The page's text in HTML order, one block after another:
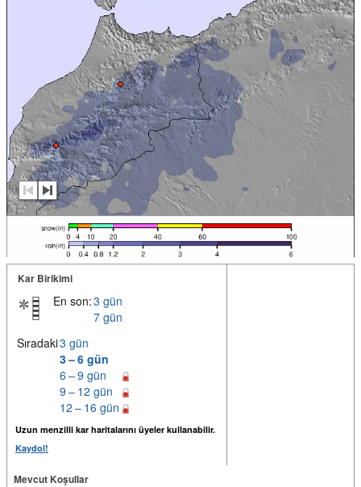
Kar Birikimi
En son:3 gün
7 gün
Sıradaki3 gün
3 – 6 gün
6 – 9 gün
9 – 12 gün
12 – 16 gün
Uzun menzilli kar haritalarını üyeler kullanabilir.
Kaydol!
Mevcut Koşullar